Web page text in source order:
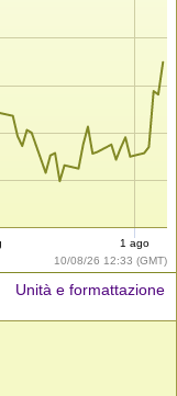
10/08/26 12:33 (GMT)
1 ago
Unità e formattazione